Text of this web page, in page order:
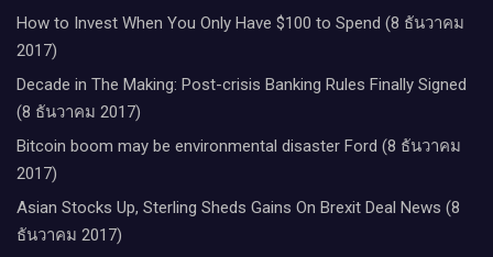
How to Invest When You Only Have $100 to Spend (8 ธันวาคม
2017)
Decade in The Making: Post-crisis Banking Rules Finally Signed
(8 ธันวาคม 2017)
Bitcoin boom may be environmental disaster Ford (8 ธันวาคม
2017)
Asian Stocks Up, Sterling Sheds Gains On Brexit Deal News (8
ธันวาคม 2017)